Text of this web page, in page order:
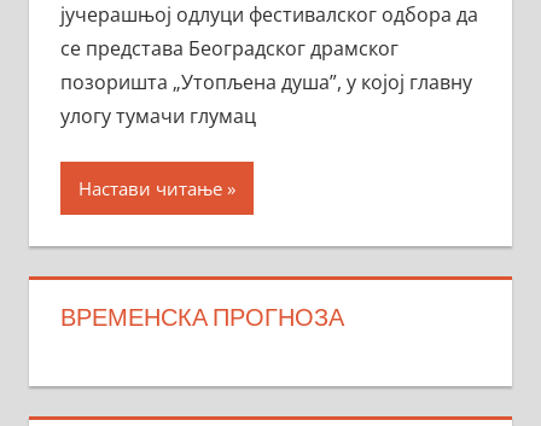
јучерашњој одлуци фестивалског одбора да
се представа Београдског драмског
позоришта „Утопљена душа”, у којој главну
улогу тумачи глумац
Настави читање
ВРЕМЕНСКА ПРОГНОЗА